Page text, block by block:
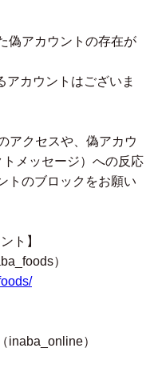
偽アカウントの存在が
アカウントはございま
アクセスや、偽アカウ
メッセージ）への反応
トのブロックをお願い
ト】
）
inaba_online）